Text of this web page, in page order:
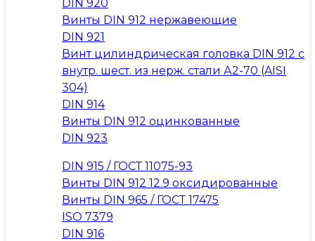
DIN 920
Винты DIN 912 нержавеющие
DIN 921
Винт цилиндрическая головка DIN 912 с
внутр. шест. из нерж. стали А2-70 (AISI
304)
DIN 914
Винты DIN 912 оцинкованные
DIN 923
DIN 915 / ГОСТ 11075-93
Винты DIN 912 12.9 оксидированные
Винты DIN 965 / ГОСТ 17475
ISO 7379
DIN 916